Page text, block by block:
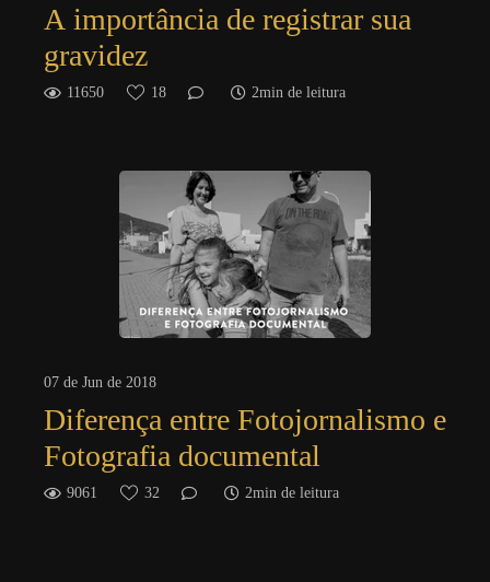
A importância de registrar sua
gravidez
11650 18 2min de leitura
07 de Jun de 2018
Diferença entre Fotojornalismo e
Fotografia documental
9061 32 2min de leitura